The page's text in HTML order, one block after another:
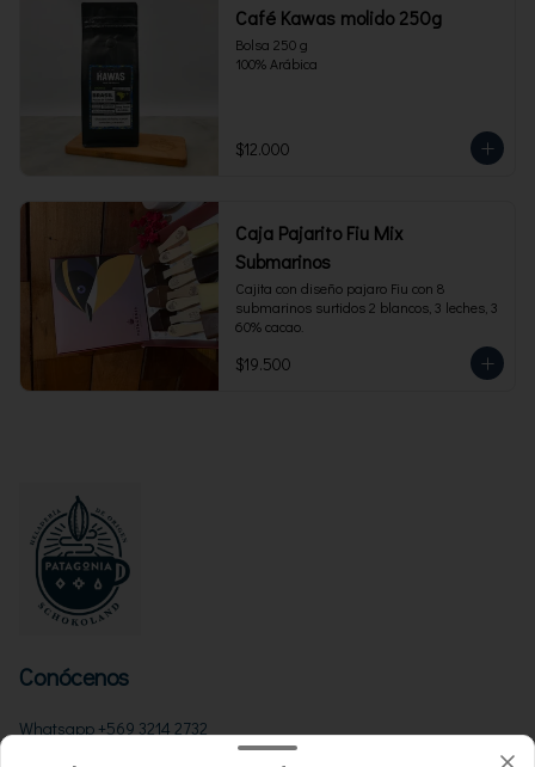
Café Kawas molido 250g
Bolsa 250 g
100% Arábica
$12.000
Caja Pajarito Fiu Mix
Submarinos
Cajita con diseño pajaro Fiu con 8
submarinos surtidos 2 blancos, 3 leches, 3
60% cacao.
$19.500
Conócenos
Whatsapp +569 3214 2732
Términos y condiciones